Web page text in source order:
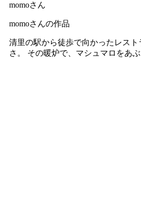
momoさん
momoさんの作品
清里の駅から徒歩で向かったレス
さ。 その暖炉で、マシュマロをあ